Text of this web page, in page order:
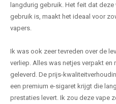
langdurig gebruik. Het feit dat
gebruik is, maakt het ideaal voor
vapers.
Ik was ook zeer tevreden over de
verliep. Alles was netjes verpakt
geleverd. De prijs-
een premium e-sigaret krijgt die
prestaties levert. Ik zou deze vape